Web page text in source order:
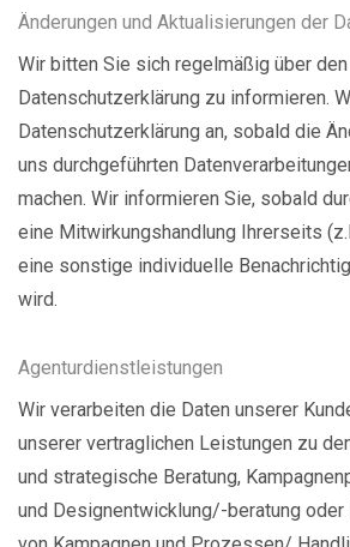
Änderungen und Aktualisierungen der
Wir bitten Sie sich regelmäßig über
Datenschutzerklärung zu informieren.
Datenschutzerklärung an, sobald die
uns durchgeführten
machen. Wir informieren Sie, sobald
eine Mitwirkungshandlung Ihrerseits
eine sonstige individuelle
wird.
Agenturdienstleistungen
Wir verarbeiten die Daten unserer
unserer vertraglichen Leistungen zu
und strategische Beratung,
und Designentwicklung/-beratung